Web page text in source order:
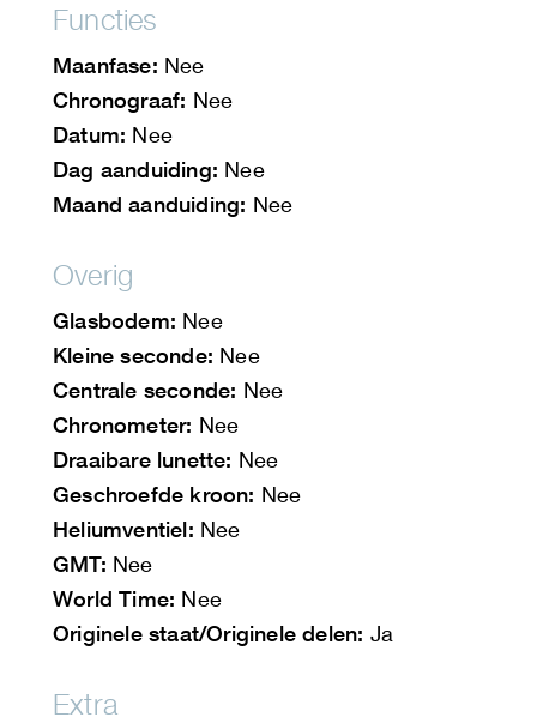
Functies
Maanfase: Nee
Chronograaf: Nee
Datum: Nee
Dag aanduiding: Nee
Maand aanduiding: Nee
Overig
Glasbodem: Nee
Kleine seconde: Nee
Centrale seconde: Nee
Chronometer: Nee
Draaibare lunette: Nee
Geschroefde kroon: Nee
Heliumventiel: Nee
GMT: Nee
World Time: Nee
Originele staat/Originele delen: Ja
Extra